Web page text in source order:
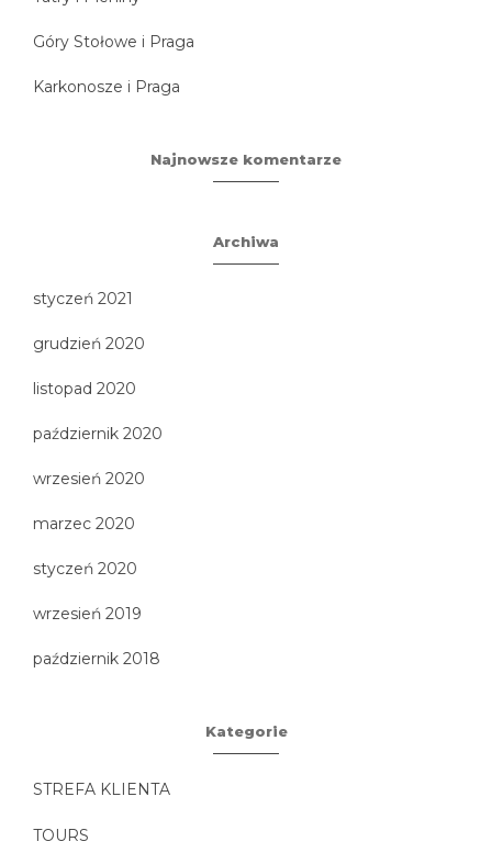
Góry Stołowe i Praga
Karkonosze i Praga
Najnowsze komentarze
Archiwa
styczeń 2021
grudzień 2020
listopad 2020
październik 2020
wrzesień 2020
marzec 2020
styczeń 2020
wrzesień 2019
październik 2018
Kategorie
STREFA KLIENTA
TOURS